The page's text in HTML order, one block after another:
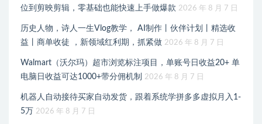
位到剪映剪辑，零基础也能快速上手做爆款 2026 年 8 月 7 日
历史人物，诗人一生Vlog教学， AI制作丨伙伴计划丨精选收
益丨商单收徒 ，新领域红利期，抓紧做 2026 年 8 月 7 日
Walmart（沃尔玛）超市浏览标注项目，单账号日收益20+ 单
电脑日收益可达1000+带分佣机制
2026 年 8 月 7 日
机器人自动接待买家自动发货，跟着系统学拼多多虚拟月入1-
5万 2026 年 8 月 7 日